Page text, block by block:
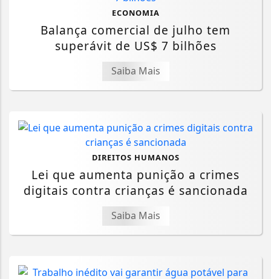
ECONOMIA
Balança comercial de julho tem
superávit de US$ 7 bilhões
Saiba Mais
DIREITOS HUMANOS
Lei que aumenta punição a crimes
digitais contra crianças é sancionada
Saiba Mais